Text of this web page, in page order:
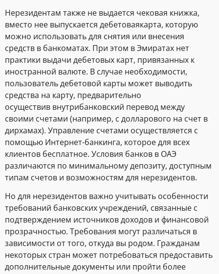
Нерезидентам также не выдается чековая книжка,
вместо нее выпускается дебетоваякарта, которую
можно использовать для снятия или внесения
средств в банкоматах. При этом в Эмиратах нет
практики выдачи дебетовых карт, привязанных к
иностранной валюте. В случае необходимости,
пользователь дебетовой карты может выводить
средства на карту, предварительно
осуществив внутрибанковский перевод между
своими счетами (например, с долларового на счет в
дирхамах). Управление счетами осуществляется с
помощью Интернет-банкинга, которое для всех
клиентов бесплатное. Условия банков в ОАЭ
различаются по минимальному депозиту, доступным
типам счетов и возможностям для нерезидентов.
Но для нерезидентов важно учитывать особенности
требований банковских учреждений, связанные с
подтверждением источников доходов и финансовой
прозрачностью. Требования могут различаться в
зависимости от того, откуда вы родом. Гражданам
некоторых стран может потребоваться предоставить
дополнительные документы или пройти более